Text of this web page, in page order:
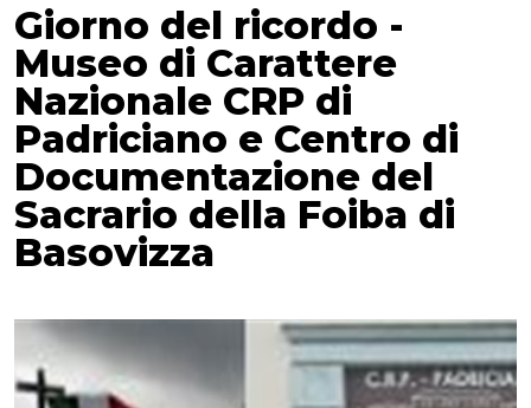
Giorno del ricordo -
Museo di Carattere
Nazionale CRP di
Padriciano e Centro di
Documentazione del
Sacrario della Foiba di
Basovizza